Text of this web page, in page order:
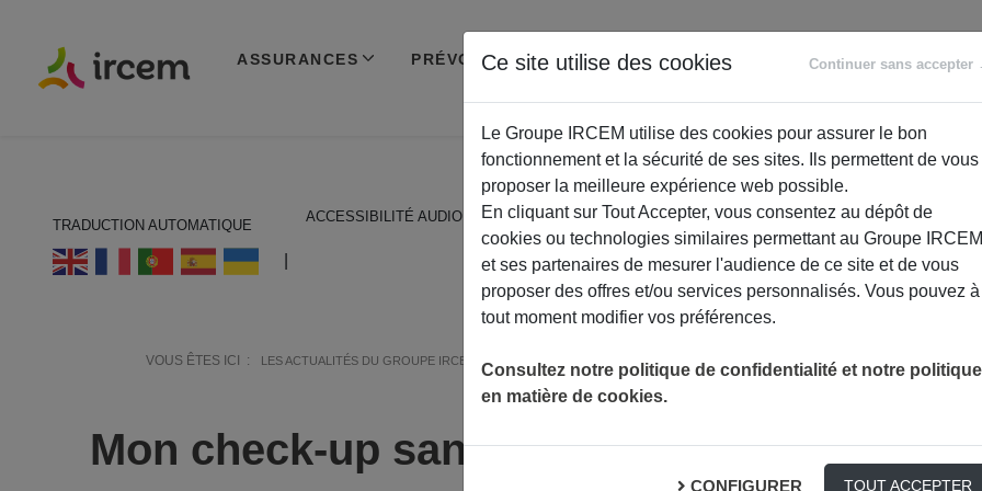
ASSURANCES PRÉVOYANCE RETRAITE
ACCOMPAGNEMENT
TRADUCTION AUTOMATIQUE
ACCESSIBILITÉ AUDIO
VOUS ÊTES ICI : LES ACTUALITÉS DU GROUPE IRCEM ACTUALITÉS ASSURANCES MON CHECK-UP SANTÉ
Mon check-up santé
Ce site utilise des cookies Continuer sans accepter
Le Groupe IRCEM utilise des cookies pour assurer le bon
fonctionnement et la sécurité de ses sites. Ils permettent de vous
proposer la meilleure expérience web possible.
En cliquant sur Tout Accepter, vous consentez au dépôt de
cookies ou technologies similaires permettant au Groupe IRCEM
et ses partenaires de mesurer l'audience de ce site et de vous
proposer des offres et/ou services personnalisés. Vous pouvez à
tout moment modifier vos préférences.
Consultez notre politique de confidentialité et notre politique
en matière de cookies.
CONFIGURER TOUT ACCEPTER